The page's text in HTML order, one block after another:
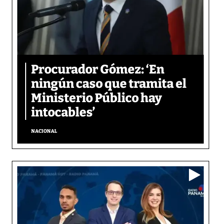
Procurador Gómez: ‘En
ningún caso que tramita el
Ministerio Público hay
intocables’
NACIONAL